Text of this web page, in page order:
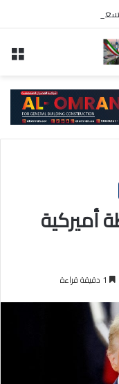
والسفن التجارية
أميركية